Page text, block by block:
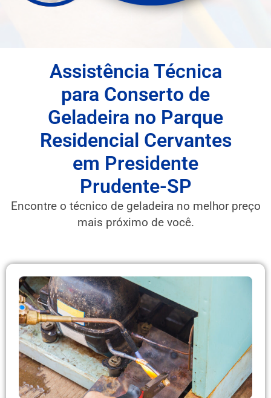
Assistência Técnica
para Conserto de
Geladeira no Parque
Residencial Cervantes
em Presidente
Prudente-SP
Encontre o técnico de geladeira no melhor preço
mais próximo de você.